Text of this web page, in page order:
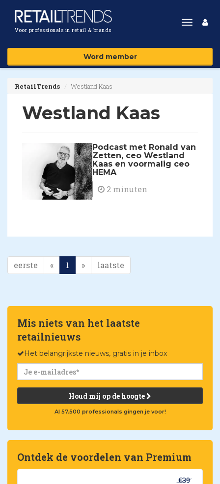
Voor professionals in retail & brands
Toggle
Word member
RetailTrends Westland Kaas
Westland Kaas
Podcast met Ronald van
Zetten, ceo Westland
Kaas en voormalig ceo
HEMA
2 minuten
eerste « 1 » laatste
Mis niets van het laatste
retailnieuws
Het belangrijkste nieuws, gratis in je inbox
Houd mij op de hoogte
Al 57.500 professionals gingen je voor!
Ontdek de voordelen van Premium
€39